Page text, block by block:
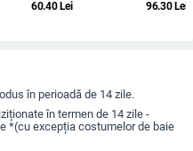
femei, pantaloni de
60.40Lei 96.30Lei
în perioadă de 14 zile.
în termen de 14 zile -
*(cu excepția costumelor de baie